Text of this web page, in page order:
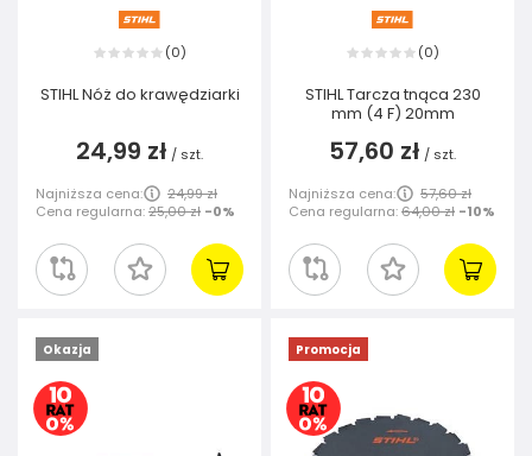
(0)
STIHL Nóż do krawędziarki
24,99 zł / szt.
Najniższa cena:
24,99 zł
Cena regularna:25,00 zł -0%
(0)
STIHL Tarcza tnąca 230
mm (4 F) 20mm
57,60 zł / szt.
Najniższa cena:
57,60 zł
Cena regularna:64,00 zł -10%
Okazja Promocja